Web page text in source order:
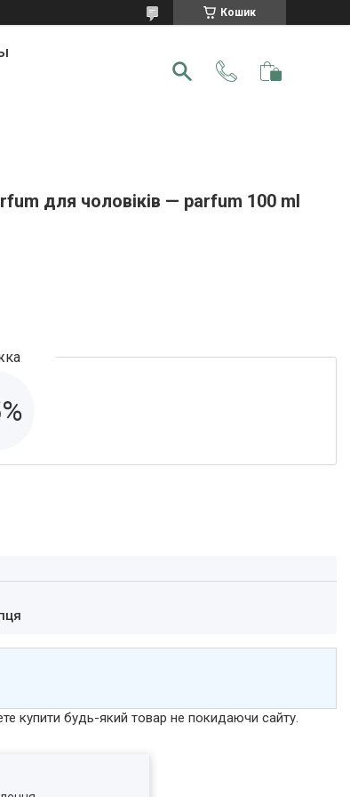
Кошик
для чоловіків — parfum 100 ml
купити будь-який товар не покидаючи сайту.